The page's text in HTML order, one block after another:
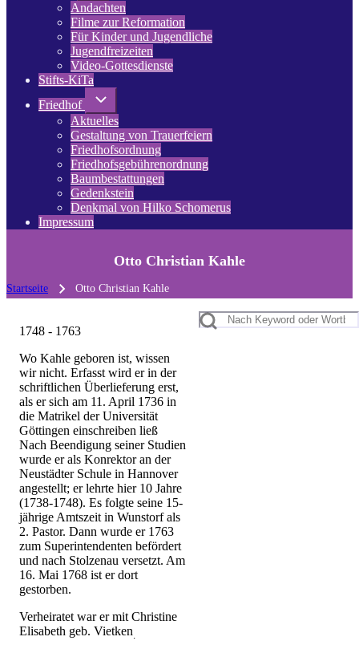
Videos
Andachten
Filme zur Reformation
Für Kinder und Jugendliche
Jugendfreizeiten
Video-Gottesdienste
Stifts-KiTa
in
tab)
Friedhof
Unternavigation
Friedhof
Aktuelles
Gestaltung von Trauerfeiern
Friedhofsordnung
Friedhofsgebührenordnung
tab)
Baumbestattungen
Gedenkstein
Denkmal von Hilko Schomerus
Impressum
Otto Christian Kahle
Pfadnavigation
Startseite Otto Christian Kahle
1748 - 1763
Wo Kahle geboren ist, wissen
wir nicht. Erfasst wird er in der
schriftlichen Überlieferung erst,
als er sich am 11. April 1736 in
die Matrikel der Universität
Göttingen einschreiben ließ
Nach Beendigung seiner Studien
wurde er als Konrektor an der
Neustädter Schule in Hannover
angestellt; er lehrte hier 10 Jah­re
(1738-1748). Es folgte seine 15-
jährige Amtszeit in Wunstorf als
2. Pastor. Dann wurde er 1763
zum Superintendenten befördert
und nach Stolzenau versetzt. Am
16. Mai 1768 ist er dort
gestorben.
Verheiratet war er mit Christine
Elisabeth geb. Vietken.
Suche